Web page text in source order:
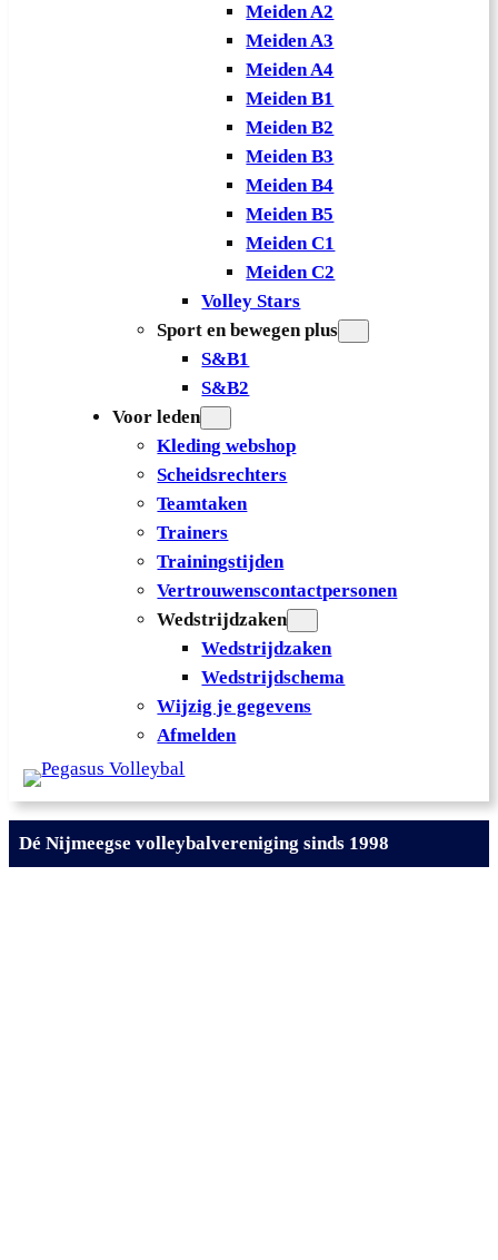
Meiden A2
Meiden A3
Meiden A4
Meiden B1
Meiden B2
Meiden B3
Meiden B4
Meiden B5
Meiden C1
Meiden C2
Volley Stars
Sport en bewegen plus
S&B1
S&B2
Voor leden
Kleding webshop
Scheidsrechters
Teamtaken
Trainers
Trainingstijden
Vertrouwenscontactpersonen
Wedstrijdzaken
Wedstrijdzaken
Wedstrijdschema
Wijzig je gegevens
Afmelden
Dé Nijmeegse volleybalvereniging sinds 1998